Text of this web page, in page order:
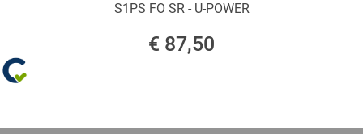
S1PS FO SR - U-POWER
€ 87,50